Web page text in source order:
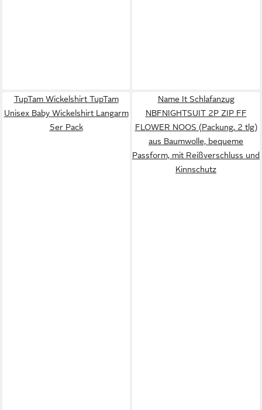
TupTam Wickelshirt TupTam
Unisex Baby Wickelshirt Langarm
5er Pack
Name It Schlafanzug
NBFNIGHTSUIT 2P ZIP FF
FLOWER NOOS (Packung, 2 tlg)
aus Baumwolle, bequeme
Passform, mit Reißverschluss und
Kinnschutz